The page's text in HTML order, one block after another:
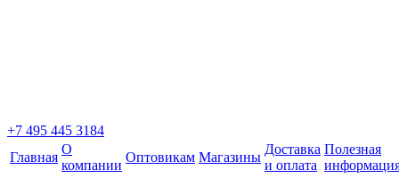
+7 495 445 3184
Главная
О
компании
Оптовикам Магазины
Доставка
и оплата
Полезная